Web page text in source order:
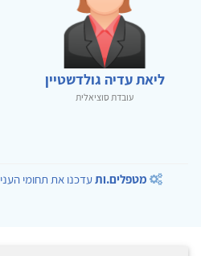
ליאת עדיה גולדשטיין
עובדת סוציאלית
מטפלים.ותעדכנו את תחומי